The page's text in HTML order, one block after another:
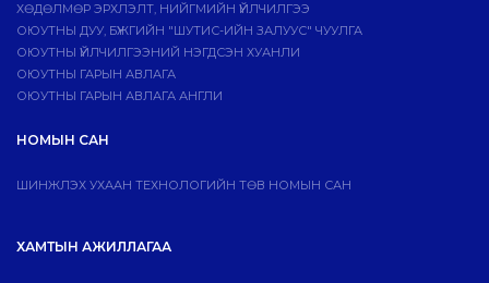
ХӨДӨЛМӨР ЭРХЛЭЛТ, НИЙГМИЙН ҮЙЛЧИЛГЭЭ
ОЮУТНЫ ДУУ, БҮЖГИЙН "ШУТИС-ИЙН ЗАЛУУС" ЧУУЛГА
ОЮУТНЫ ҮЙЛЧИЛГЭЭНИЙ НЭГДСЭН ХУАНЛИ
ОЮУТНЫ ГАРЫН АВЛАГА
ОЮУТНЫ ГАРЫН АВЛАГА АНГЛИ
НОМЫН САН
ШИНЖЛЭХ УХААН ТЕХНОЛОГИЙН ТӨВ НОМЫН САН
ХАМТЫН АЖИЛЛАГАА